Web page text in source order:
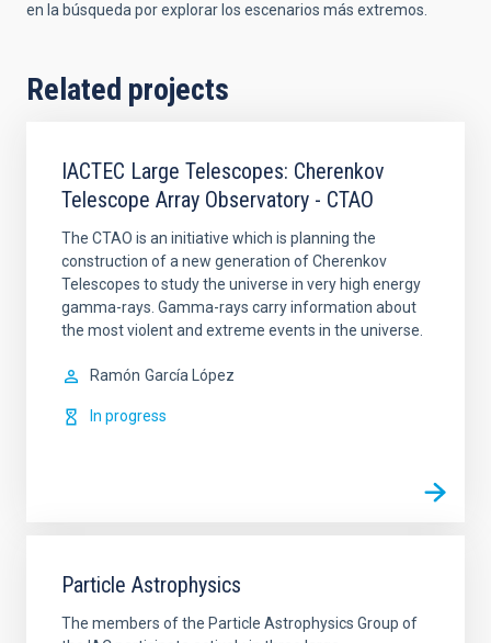
en la búsqueda por explorar los escenarios más extremos.
Related projects
IACTEC Large Telescopes: Cherenkov
Telescope Array Observatory - CTAO
The CTAO is an initiative which is planning the
construction of a new generation of Cherenkov
Telescopes to study the universe in very high energy
gamma-rays. Gamma-rays carry information about
the most violent and extreme events in the universe.
Ramón García López
In progress
Particle Astrophysics
The members of the Particle Astrophysics Group of